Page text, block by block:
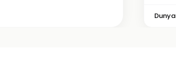
Dunya